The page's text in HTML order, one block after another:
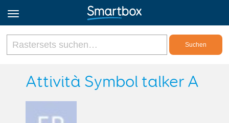
Online Grids
Attività Symbol talker A